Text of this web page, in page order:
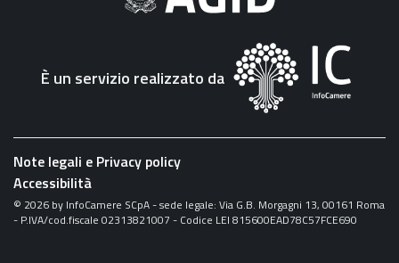
È un servizio realizzato da
Note legali e Privacy policy
Accessibilità
© 2026 by InfoCamere SCpA - sede legale: Via G.B. Morgagni 13, 00161 Roma
- P.IVA/cod.fiscale 02313821007 - Codice LEI 815600EAD78C57FCE690